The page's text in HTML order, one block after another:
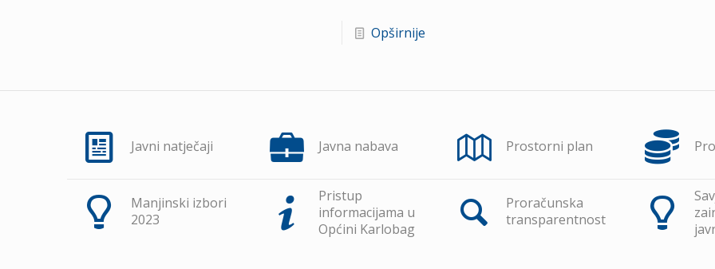
Opširnije
Javni natječaji Javna nabava Prostorni plan
Manjinski izbori
2023
Pristup
informacijama u
Općini Karlobag
Proračunska
transparentnost